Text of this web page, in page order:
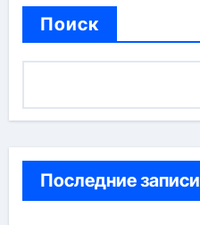
Поиск
Последние записи